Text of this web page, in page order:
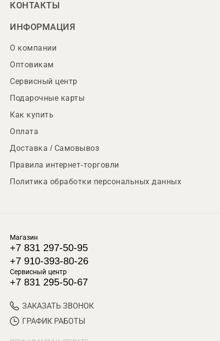
КОНТАКТЫ
ИНФОРМАЦИЯ
О компании
Оптовикам
Сервисный центр
Подарочные карты
Как купить
Оплата
Доставка / Самовывоз
Правила интернет-торговли
Политика обработки персональных данных
Магазин
+7 831 297-50-95
+7 910-393-80-26
Сервисный центр
+7 831 295-50-67
ЗАКАЗАТЬ ЗВОНОК
ГРАФИК РАБОТЫ